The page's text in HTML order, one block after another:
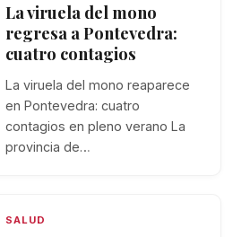
La viruela del mono
regresa a Pontevedra:
cuatro contagios
La viruela del mono reaparece
en Pontevedra: cuatro
contagios en pleno verano La
provincia de…
SALUD